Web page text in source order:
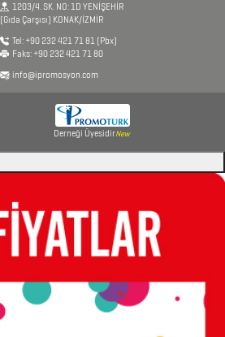
1203/4. SK. NO: 1D YENİŞEHİR
(Gıda Çarşısı) KONAK/İZMİR
Tel: +90 232 421 71 81 (Pbx)
Faks: +90 232 421 71 80
info@ipromosyon.com
Derneği ÜyesidirNew